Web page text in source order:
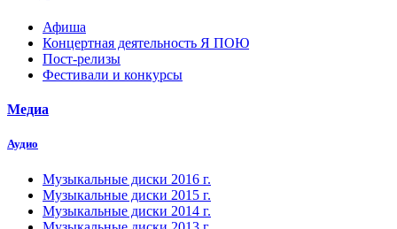
Афиша
Концертная деятельность Я ПОЮ
Пост-релизы
Фестивали и конкурсы
Медиа
Аудио
Музыкальные диски 2016 г.
Музыкальные диски 2015 г.
Музыкальные диски 2014 г.